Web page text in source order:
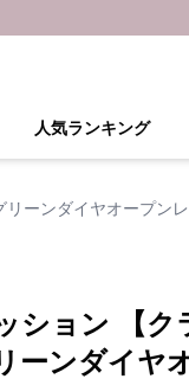
人気ランキング
ーンダイヤオープン
ション 【ク
ーンダイヤ